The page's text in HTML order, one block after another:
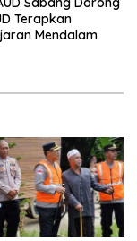
Terapkan
Mendalam